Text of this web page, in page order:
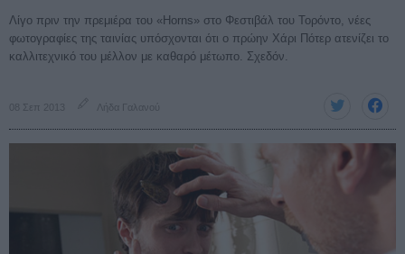
Λίγο πριν την πρεμιέρα του «Horns» στο Φεστιβάλ του Τορόντο, νέες
φωτογραφίες της ταινίας υπόσχονται ότι ο πρώην Χάρι Πότερ ατενίζει το
καλλιτεχνικό του μέλλον με καθαρό μέτωπο. Σχεδόν.
08 Σεπ 2013 Λήδα Γαλανού